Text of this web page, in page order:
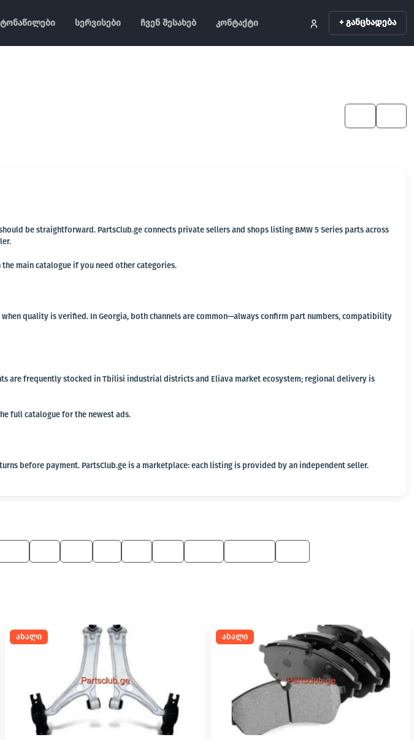
სერვისები ჩვენ შესახებ კონტაქტი + განცხადება
be straightforward. PartsClub.ge connects private sellers and shops listing BMW 5 Series parts across
main catalogue if you need other categories.
quality is verified. In Georgia, both channels are common—always confirm part numbers, compatibility
are frequently stocked in Tbilisi industrial districts and Eliava market ecosystem; regional delivery is
full catalogue for the newest ads.
before payment. PartsClub.ge is a marketplace: each listing is provided by an independent seller.
ახალი ახალი